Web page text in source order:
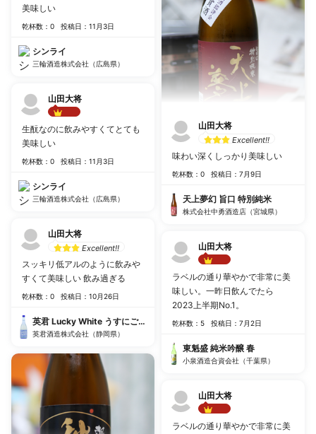
美味しい
乾杯数：0 投稿日：11月3日
シンライ
三輪酒造株式会社（広島県）
山田大将
Best!!
生酛なのに飲みやすくてとても
美味しい
乾杯数：0 投稿日：11月3日
シンライ
三輪酒造株式会社（広島県）
山田大将
Excellent!!
スッキリ低アルのように飲みや
すくて美味しい 飲み過ぎる
乾杯数：0 投稿日：10月26日
英君 Lucky White うすにごり生酒
英君酒造株式会社（静岡県）
山田大将
Excellent!!
味わい深くしっかり美味しい
乾杯数：0 投稿日：7月9日
天上夢幻 旨口 特別純米
株式会社中勇酒造店（宮城県）
山田大将
Best!!
ラベルの通り華やかで非常に美
味しい。一昨日飲んでたら
2023上半期No.1。
乾杯数：5 投稿日：7月2日
東魁盛 純米吟醸 春
小泉酒造合資会社（千葉県）
山田大将
Best!!
ラベルの通り華やかで非常に美